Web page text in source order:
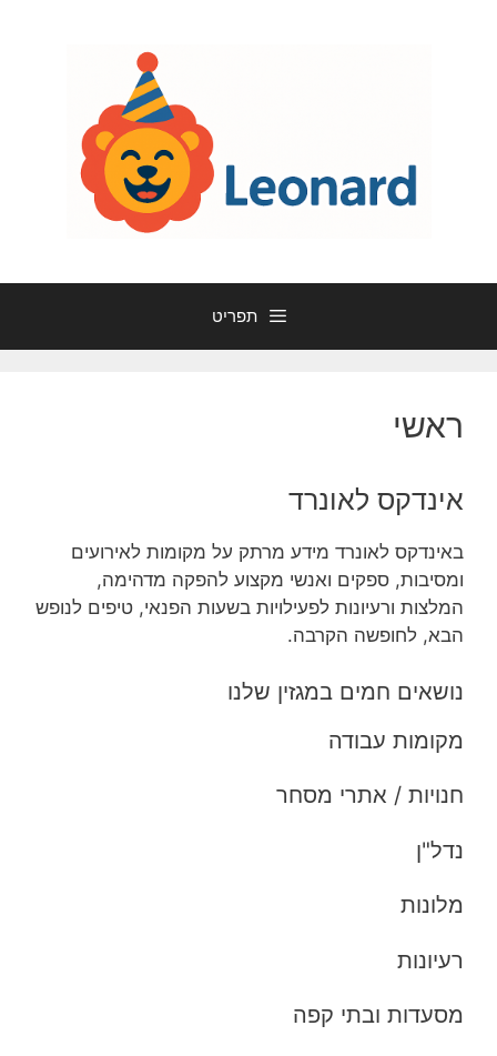
תפריט
ראשי
אינדקס לאונרד
באינדקס לאונרד מידע מרתק על מקומות לאירועים
ומסיבות, ספקים ואנשי מקצוע להפקה מדהימה,
המלצות ורעיונות לפעילויות בשעות הפנאי, טיפים לנופש
הבא, לחופשה הקרבה.
נושאים חמים במגזין שלנו
מקומות עבודה
חנויות / אתרי מסחר
נדל"ן
מלונות
רעיונות
מסעדות ובתי קפה